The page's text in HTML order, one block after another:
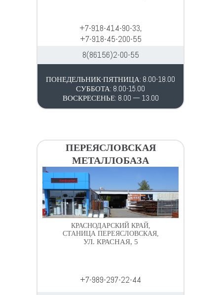
+7-918-414-90-33,
+7-918-45-200-55
8(86156)2-00-55
ПОНЕДЕЛЬНИК-ПЯТНИЦА: 8.00-18.00
СУББОТА: 8.00-15.00
ВОСКРЕСЕНЬЕ: 8.00 — 13.00
ПЕРЕЯСЛОВСКАЯ
МЕТАЛЛОБАЗА
КРАСНОДАРСКИЙ КРАЙ,
СТАНИЦА ПЕРЕЯСЛОВСКАЯ,
УЛ. КРАСНАЯ, 5
+7-989-297-22-44